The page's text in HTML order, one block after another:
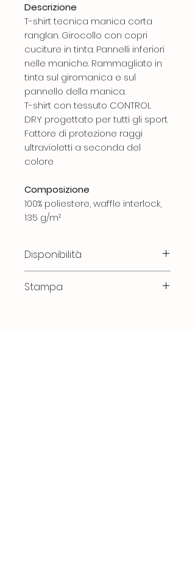
Descrizione
T-shirt tecnica manica corta
ranglan. Girocollo con copri
cuciture in tinta. Pannelli inferiori
nelle maniche. Rammagliato in
tinta sul giromanica e sul
pannello della manica.
T-shirt con tessuto CONTROL
DRY progettato per tutti gli sport.
Fattore di protezione raggi
ultravioletti a seconda del
colore
Composizione
100% poliestere, waffle interlock,
135 g/m²
Disponibilità
l'articolo non dovesse essere
Stampa